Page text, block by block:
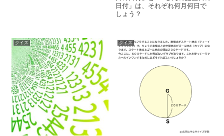
日付」は、それぞれ何月何日で
しょう？
クイズ クイズ